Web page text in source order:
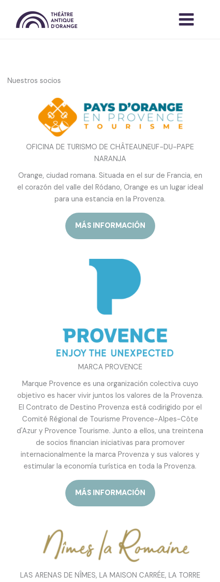
contenido
Nuestros socios
OFICINA DE TURISMO DE CHÂTEAUNEUF-DU-PAPE
NARANJA
Orange, ciudad romana. Situada en el sur de Francia, en
el corazón del valle del Ródano, Orange es un lugar ideal
para una estancia en la Provenza.
MÁS INFORMACIÓN
MARCA PROVENCE
Marque Provence es una organización colectiva cuyo
objetivo es hacer vivir juntos los valores de la Provenza.
El Contrato de Destino Provenza está codirigido por el
Comité Régional de Tourisme Provence-Alpes-Côte
d'Azur y Provence Tourisme. Junto a ellos, una treintena
de socios financian iniciativas para promover
internacionalmente la marca Provenza y sus valores y
estimular la economía turística en toda la Provenza.
MÁS INFORMACIÓN
LAS ARENAS DE NÎMES, LA MAISON CARRÉE, LA TORRE